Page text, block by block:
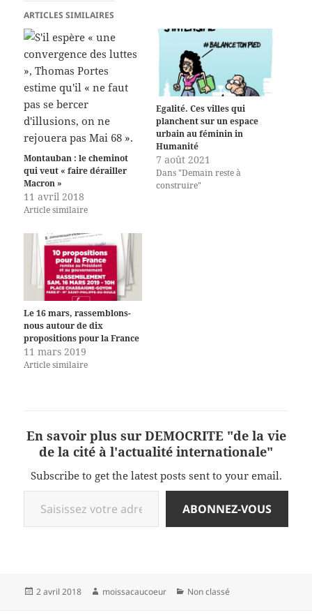
ARTICLES SIMILAIRES
Montauban : le cheminot
qui veut « faire dérailler
Macron »
11 avril 2018
Article similaire
Egalité. Ces villes qui
planchent sur un espace
urbain au féminin in
Humanité
7 août 2021
Dans "Demain reste à
construire"
Le 16 mars, rassemblons-
nous autour de dix
propositions pour la France
11 mars 2019
Article similaire
En savoir plus sur DEMOCRITE "de la vie
de la cité à l'actualité internationale"
Subscribe to get the latest posts sent to your email.
Saisissez votre adresse e-mail…
ABONNEZ-VOUS
Publié
2 avril 2018 Auteur
moissacaucoeur Catégories
Non classé